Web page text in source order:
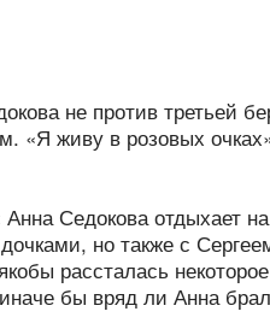
не против третьей
живу в розовых
Анна Седокова отдыхает
но также с
рассталась
бы вряд ли Анна